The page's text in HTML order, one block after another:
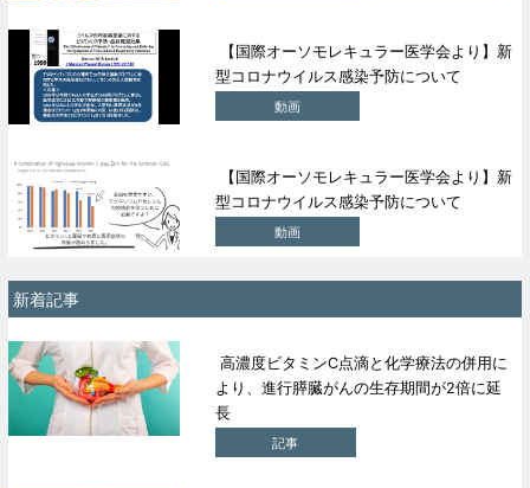
【国際オーソモレキュラー医学会より】新
型コロナウイルス感染予防について
動画
【国際オーソモレキュラー医学会より】新
型コロナウイルス感染予防について
動画
新着記事
高濃度ビタミンC点滴と化学療法の併用に
より、進行膵臓がんの生存期間が2倍に延
長
記事